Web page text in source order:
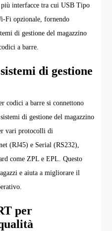
interfacce tra cui USB Tipo
Fi opzionale, fornendo
di gestione del magazzino
a barre.
di gestione
codici a barre si connettono
di gestione del magazzino
vari protocolli di
(RJ45) e Serial (RS232),
come ZPL e EPL. Questo
e aiuta a migliorare il
per